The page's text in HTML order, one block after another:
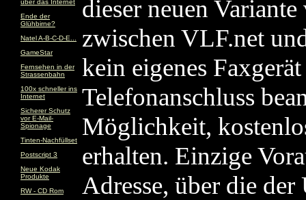
über das Internet
Ende der
Glühbirne?
Natel A-B-C-D-E...
GameStar
Fernsehen in der
Strassenbahn
100x schneller ins
Internet
Sicherer Schutz
vor E-Mail-
Spionage
Tinten-Nachfüllset
Postscript 3
Neue Kodak
Produkte
RW - CD Rom
dieser neuen
zwischen VLF.net
kein eigenes
Telefonanschluss
Möglichkeit,
erhalten. Einzige
Adresse, über die